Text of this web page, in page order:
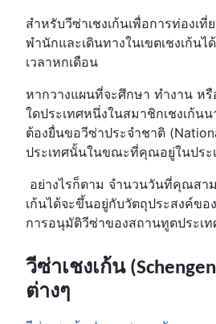
สำหรับวีซ่าเชงเก้นเพื่อการท่องเ
พำนักและเดินทางในเขตเชงเก้น
เวลาหกเดือน
หากวางแผนที่จะศึกษา ทำงาน หรื
ใดประเทศหนึ่งในสมาชิกเชงเก้
ต้องยื่นขอวีซ่าประจำชาติ
ประเทศนั้นในขณะที่คุณอยู่ในประ
อย่างไรก็ตาม จำนวนวันที่คุณสาม
เก้นได้จะขึ้นอยู่กับวัตถุประสงค์ขอ
การอนุมัติวีซ่าของสถานทูตประเท
วีซ่าเชงเก้น
ต่างๆ